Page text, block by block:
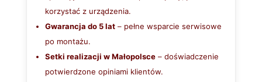
korzystać z urządzenia.
Gwarancja do 5 lat– pełne wsparcie serwisowe
po montażu.
Setki realizacji w Małopolsce– doświadczenie
potwierdzone opiniami klientów.